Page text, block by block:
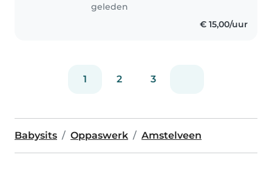
geleden
€ 15,00/uur
1 2 3
Babysits Oppaswerk Amstelveen